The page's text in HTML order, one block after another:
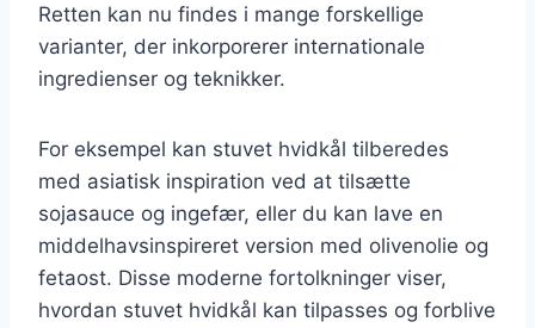
Retten kan nu findes i mange forskellige
varianter, der inkorporerer internationale
ingredienser og teknikker.
For eksempel kan stuvet hvidkål tilberedes
med asiatisk inspiration ved at tilsætte
sojasauce og ingefær, eller du kan lave en
middelhavsinspireret version med olivenolie og
fetaost. Disse moderne fortolkninger viser,
hvordan stuvet hvidkål kan tilpasses og forblive